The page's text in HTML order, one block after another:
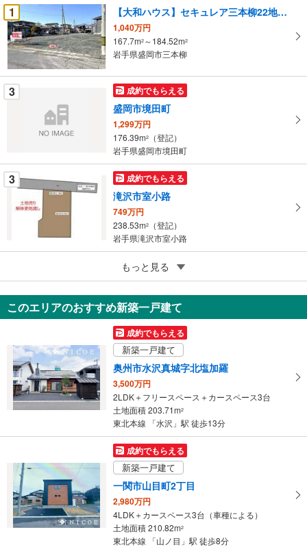
件
を
マ
イ
ペ
ー
ジ
る
1 【大和ハウス】セキュレア三本柳22地割 （建築条件付宅地分譲）
1,040万円
167.7m2 ～184.52m2
岩手県盛岡市三本柳
3 成約でもらえる
盛岡市境田町
1,299万円
176.39m2
（登記）
岩手県盛岡市境田町
3 成約でもらえる
滝沢市室小路
749万円
238.53m2
（登記）
岩手県滝沢市室小路
紫波郡紫波町彦部字耳ケ沢
490万円
1919.31m2（登記）
岩手県紫波郡紫波町彦部字耳ケ沢
もっと見る
このエリアのおすすめ新築一戸建て
成約でもらえる
新築一戸建て
奥州市水沢真城字北塩加羅
3,500万円
2LDK＋フリースペース＋カースペース3台
土地面積 203.71m2
東北本線 「水沢」駅 徒歩13分
成約でもらえる
新築一戸建て
一関市山目町2丁目
2,980万円
4LDK＋カースペース3台（車種による）
土地面積 210.82m2
東北本線 「山ノ目」駅 徒歩8分